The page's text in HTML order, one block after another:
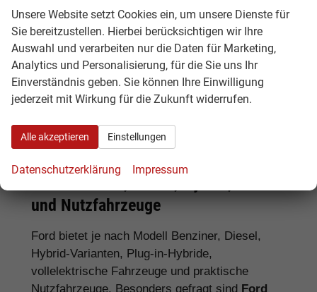
Tipp:Vergleichen Sie bei Ford EU-
Neuwagen nicht nur den Kaufpreis,
sondern auch Ausstattung, Lieferzeit,
Garantieumfang und mögliche
Zusatzkosten. So erkennen Sie den
und Nutzfahrzeuge
Ford bietet je nach Modell Benziner, Diesel,
Hybrid-Varianten, Plug-in-Hybride,
vollelektrische Fahrzeuge und praktische
Nutzfahrzeuge. Besonders gefragt sind Ford
Unsere Website setzt Cookies ein, um unsere Dienste für
Sie bereitzustellen. Hierbei berücksichtigen wir Ihre
Auswahl und verarbeiten nur die Daten für Marketing,
Analytics und Personalisierung, für die Sie uns Ihr
Einverständnis geben. Sie können Ihre Einwilligung
jederzeit mit Wirkung für die Zukunft widerrufen.
Alle akzeptieren Einstellungen
Datenschutzerklärung Impressum